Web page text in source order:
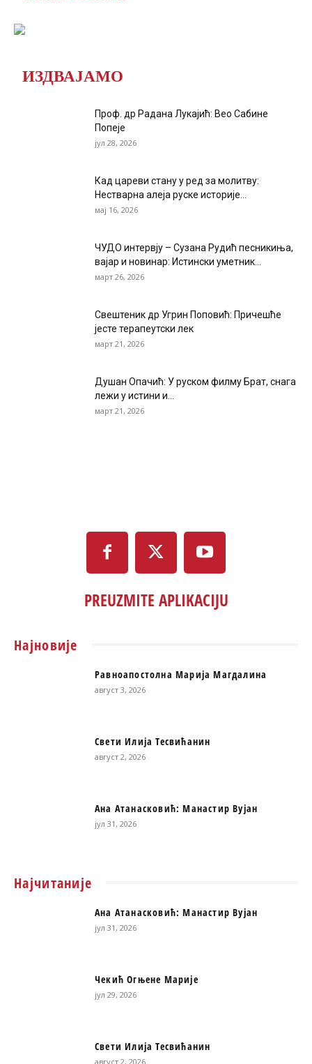
ИЗДВАЈАМО
Проф. др Радана Лукајић: Вео Сабине
Попеје
јул 28, 2026
Кад цареви стану у ред за молитву:
Нестварна алеја руске историје...
мај 16, 2026
ЧУДО интервју – Сузана Рудић песникиња,
вајар и новинар: Истински уметник...
март 26, 2026
Свештеник др Угрин Поповић: Причешће
јесте терапеутски лек
март 21, 2026
Душан Опачић: У руском филму Брат, снага
лежи у истини и...
март 21, 2026
PREUZMITE APLIKACIJU
Најновије
Равноапостолна Марија Магдалина
август 3, 2026
Свети Илија Тесвићанин
август 2, 2026
Ана Атанасковић: Манастир Вујан
јул 31, 2026
Најчитаније
Ана Атанасковић: Манастир Вујан
јул 31, 2026
Чекић Огњене Марије
јул 29, 2026
Свети Илија Тесвићанин
август 2, 2026